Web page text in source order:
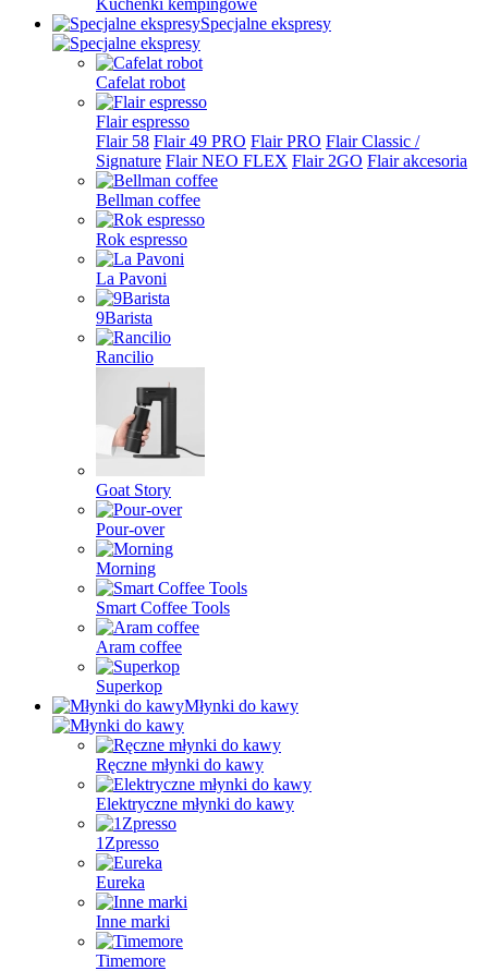
Kuchenki kempingowe
Specjalne ekspresy
Cafelat robot
Flair espresso
Flair 58 Flair 49 PRO Flair PRO Flair Classic /
Signature Flair NEO FLEX Flair 2GO Flair akcesoria
Bellman coffee
Rok espresso
La Pavoni
9Barista
Rancilio
Goat Story
Pour-over
Morning
Smart Coffee Tools
Aram coffee
Superkop
Młynki do kawy
Ręczne młynki do kawy
Elektryczne młynki do kawy
1Zpresso
Eureka
Inne marki
Timemore